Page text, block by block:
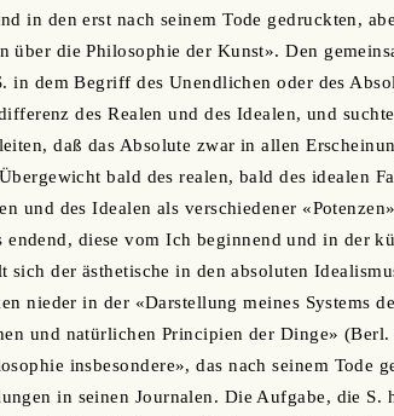
in den erst nach seinem Tode gedruckten,
über die Philosophie der Kunst». Den
in dem Begriff des Unendlichen oder des
des Realen und des Idealen, und
daß das Absolute zwar in allen
bald des realen, bald des idealen
und des Idealen als verschiedener
diese vom Ich beginnend und in der
der ästhetische in den absoluten
nieder in der «Darstellung meines Systems
und natürlichen Principien der Dinge» (Berl.
insbesondere», das nach seinem Tode
in seinen Journalen. Die Aufgabe, die